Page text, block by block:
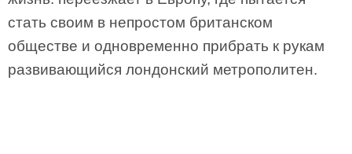
стать своим в непростом британском
обществе и одновременно прибрать к рукам
развивающийся лондонский метрополитен.